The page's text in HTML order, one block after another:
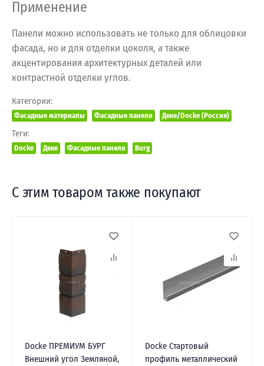
Применение
Панели можно использовать не только для облицовки
фасада, но и для отделки цоколя, а также
акцентирования архитектурных деталей или
контрастной отделки углов.
Категории:
Фасадные материалы Фасадные панели Деке/Docke (Россия)
Теги:
Docke Деке Фасадные панели Burg
С этим товаром также покупают
Docke ПРЕМИУМ БУРГ
Внешний угол Земляной,
Docke Стартовый
профиль металлический